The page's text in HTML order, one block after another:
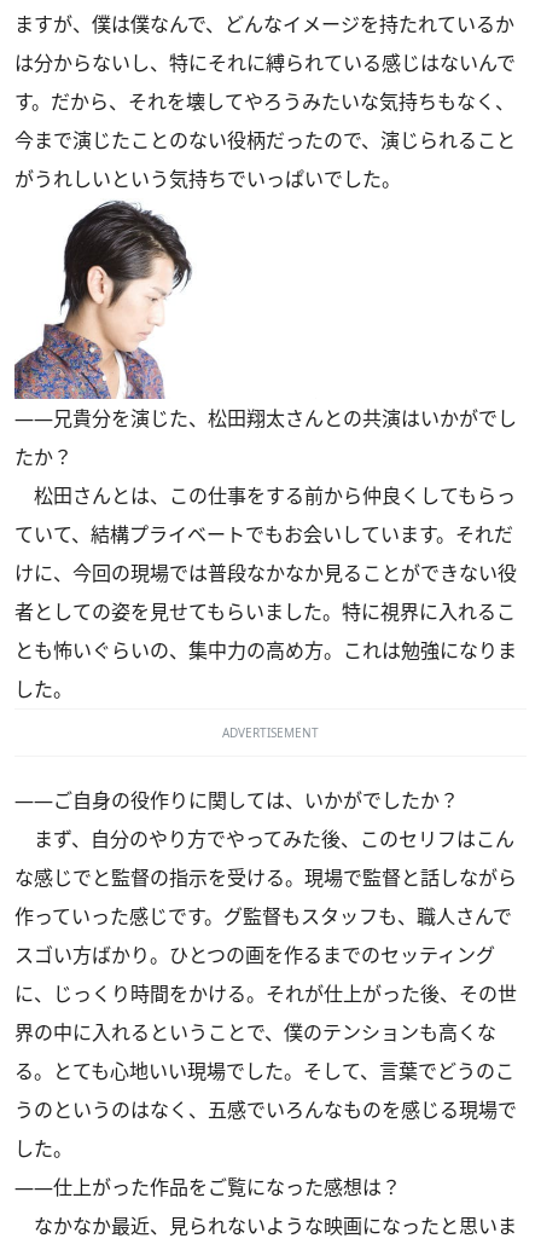
ますが、僕は僕なんで、どんなイメージを持たれているか
は分からないし、特にそれに縛られている感じはないんで
す。だから、それを壊してやろうみたいな気持ちもなく、
今まで演じたことのない役柄だったので、演じられること
がうれしいという気持ちでいっぱいでした。
――兄貴分を演じた、松田翔太さんとの共演はいかがでし
たか？
松田さんとは、この仕事をする前から仲良くしてもらっ
ていて、結構プライベートでもお会いしています。それだ
けに、今回の現場では普段なかなか見ることができない役
者としての姿を見せてもらいました。特に視界に入れるこ
とも怖いぐらいの、集中力の高め方。これは勉強になりま
した。
ADVERTISEMENT
――ご自身の役作りに関しては、いかがでしたか？
まず、自分のやり方でやってみた後、このセリフはこん
な感じでと監督の指示を受ける。現場で監督と話しながら
作っていった感じです。グ監督もスタッフも、職人さんで
スゴい方ばかり。ひとつの画を作るまでのセッティング
に、じっくり時間をかける。それが仕上がった後、その世
界の中に入れるということで、僕のテンションも高くな
る。とても心地いい現場でした。そして、言葉でどうのこ
うのというのはなく、五感でいろんなものを感じる現場で
した。
――仕上がった作品をご覧になった感想は？
なかなか最近、見られないような映画になったと思いま